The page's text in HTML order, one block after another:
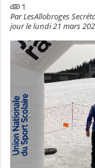
1
Par LesAllobroges
jour le lundi 21 mars